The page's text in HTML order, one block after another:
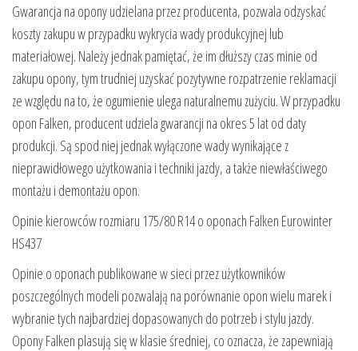
Gwarancja na opony udzielana przez producenta, pozwala odzyskać
koszty zakupu w przypadku wykrycia wady produkcyjnej lub
materiałowej. Należy jednak pamiętać, że im dłuższy czas minie od
zakupu opony, tym trudniej uzyskać pozytywne rozpatrzenie reklamacji
ze względu na to, że ogumienie ulega naturalnemu zużyciu. W przypadku
opon Falken, producent udziela gwarancji na okres 5 lat od daty
produkcji. Są spod niej jednak wyłączone wady wynikające z
nieprawidłowego użytkowania i techniki jazdy, a także niewłaściwego
montażu i demontażu opon.
Opinie kierowców rozmiaru 175/80 R14 o oponach Falken Eurowinter
HS437
Opinie o oponach publikowane w sieci przez użytkowników
poszczególnych modeli pozwalają na porównanie opon wielu marek i
wybranie tych najbardziej dopasowanych do potrzeb i stylu jazdy.
Opony Falken plasują się w klasie średniej, co oznacza, że zapewniają